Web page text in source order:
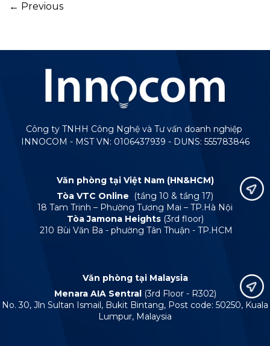
← Previous
Công ty TNHH Công Nghệ và Tư vấn doanh nghiệp
INNOCOM - MST VN: 0106437939 - DUNS: 555783846
Văn phòng tại Việt Nam (HN&HCM)
Tòa VTC Online
(tầng 10 & tầng 17)
18 Tam Trinh – Phường Tương Mai – TP.Hà Nội
Tòa Jamona Heights (3rd floor)
210 Bùi Văn Ba - phường Tân Thuận - TP.HCM
Văn phòng tại Malaysia
Menara AIA Sentral (3rd Floor - R302)
No. 30, Jln Sultan Ismail, Bukit Bintang, Post code: 50250, Kuala
Lumpur, Malaysia